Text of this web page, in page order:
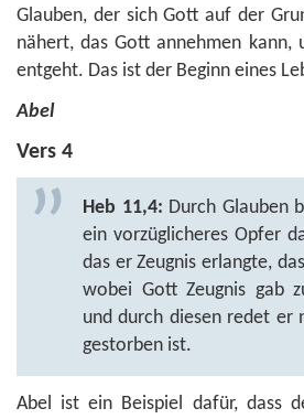
Glauben, der sich Gott auf der
nähert, das Gott annehmen kann,
entgeht. Das ist der Beginn eines
Abel
Vers 4
Heb 11,4: Durch Glauben
ein vorzüglicheres Opfer
das er Zeugnis erlangte,
wobei Gott Zeugnis gab
und durch diesen redet er
gestorben ist.
Abel ist ein Beispiel dafür, dass